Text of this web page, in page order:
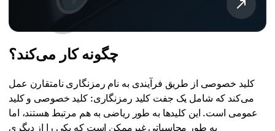
چگونه کار می‌کند؟
کلید خصوصی از طریق فرآیندی به نام رمزنگاری نامتقارن عمل
می‌کند که شامل یک جفت کلید رمزنگاری: کلید خصوصی و کلید
عمومی است. این کلیدها به طور ریاضی به هم مرتبط هستند، اما
به طور محاسباتی غیرممکن است که یکی را از دیگری